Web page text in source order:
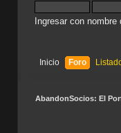
Ingresar con
Inicio Foro
AbandonSocios: El